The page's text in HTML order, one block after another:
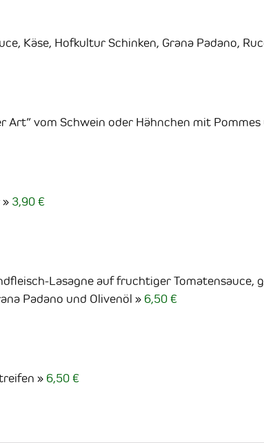
Käse, Hofkultur Schinken, Grana Padano,
Art” vom Schwein oder Hähnchen mit
3,90 €
Lasagne auf fruchtiger Tomatensauce,
Padano und Olivenöl
6,50 €
6,50 €